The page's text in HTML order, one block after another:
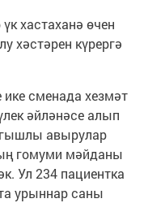
хастаханә өчен
хәстәрен күрергә
ике сменада хезмәт
әйләнәсе алып
авырулар
гомуми мәйданы
Ул 234 пациентка
урыннар саны